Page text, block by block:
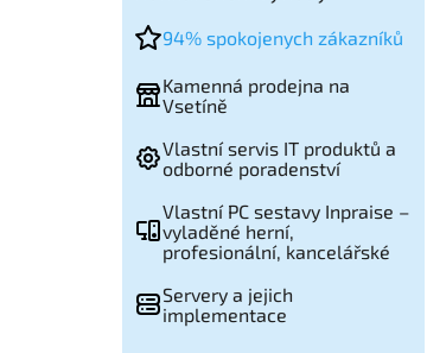
94% spokojenych zákazníků
Kamenná prodejna na
Vsetíně
Vlastní servis IT produktů a
odborné poradenství
Vlastní PC sestavy Inpraise –
vyladěné herní,
profesionální, kancelářské
Servery a jejich
implementace